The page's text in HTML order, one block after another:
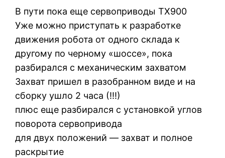
В пути пока еще сервоприводы TX900
Уже можно приступать к разработке
движения робота от одного склада к
другому по черному «шоссе», пока
разбирался с механическим захватом
Захват пришел в разобранном виде и на
сборку ушло 2 часа (!!!)
плюс еще разбирался с установкой углов
поворота сервопривода
для двух положений — захват и полное
раскрытие